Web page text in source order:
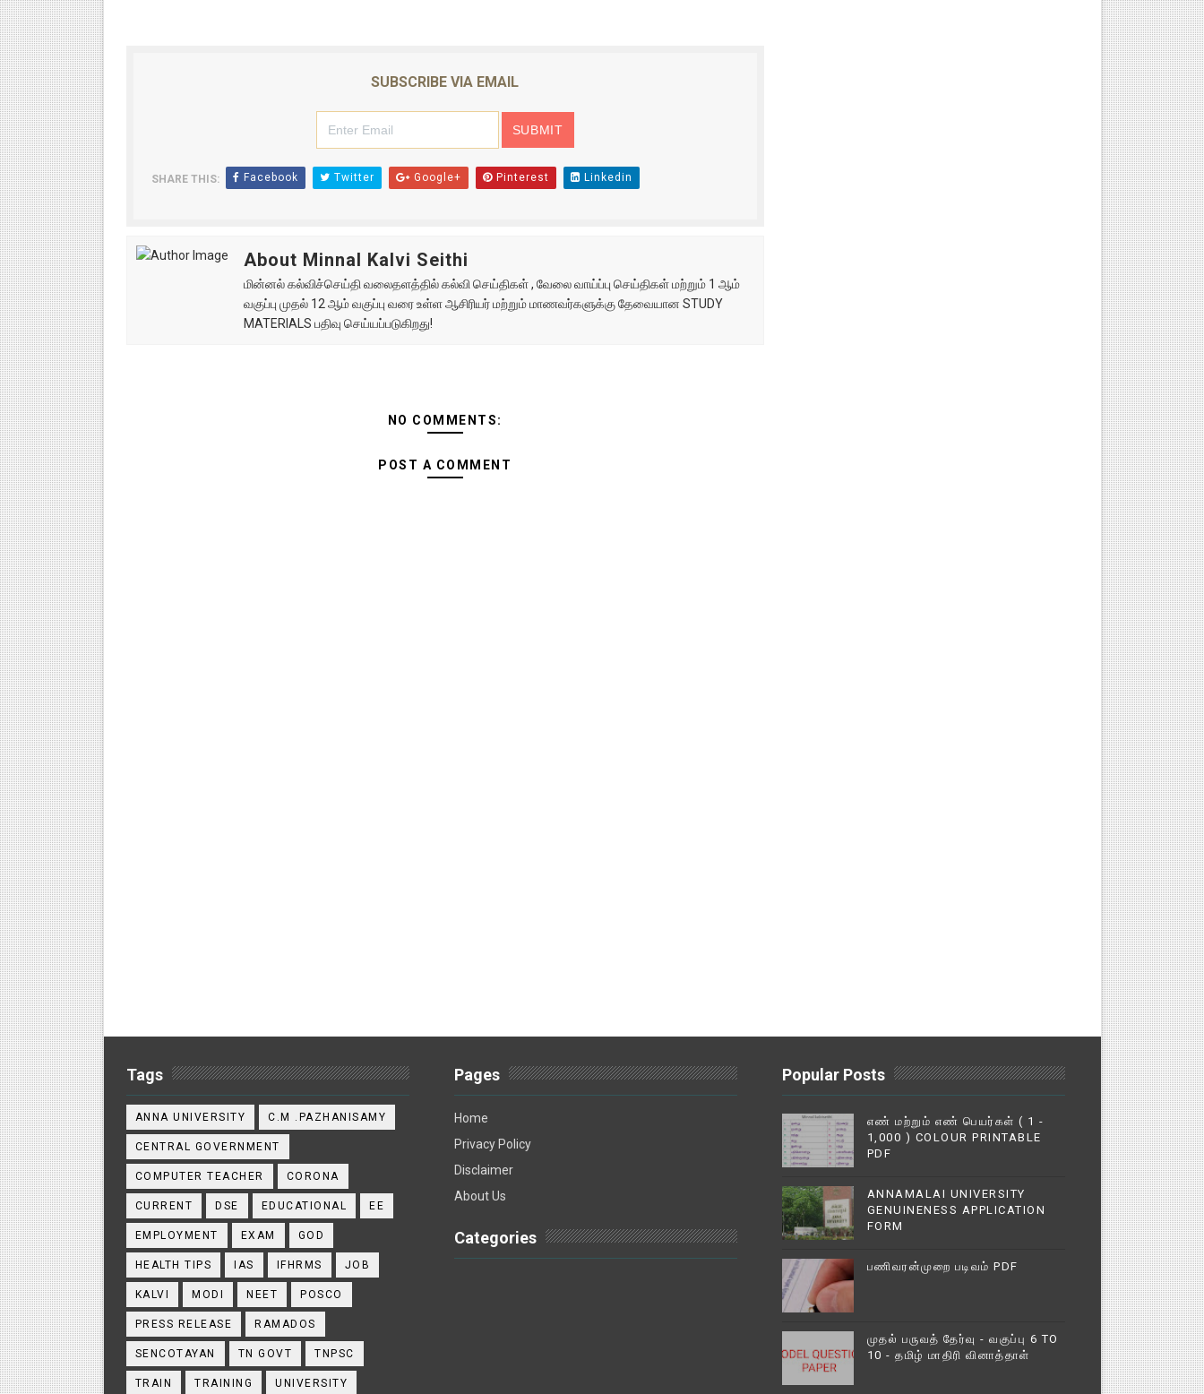
SUBSCRIBE VIA EMAIL
SHARE THIS: Facebook Twitter Google+ Pinterest Linkedin
About Minnal Kalvi Seithi
மின்னல் கல்விச்செய்தி வலைதளத்தில் கல்வி செய்திகள் , வேலை வாய்ப்பு செய்திகள் மற்றும் 1 ஆம்
வகுப்பு முதல் 12 ஆம் வகுப்பு வரை உள்ள ஆசிரியர் மற்றும் மாணவர்களுக்கு தேவையான STUDY
MATERIALS பதிவு செய்யப்படுகிறது!
NO COMMENTS:
POST A COMMENT
Tags
ANNA UNIVERSITY C.M .PAZHANISAMY
CENTRAL GOVERNMENT
COMPUTER TEACHER CORONA
CURRENT DSE EDUCATIONAL EE
EMPLOYMENT EXAM GOD
HEALTH TIPS IAS IFHRMS JOB
KALVI MODI NEET POSCO
PRESS RELEASE RAMADOS
SENCOTAYAN TN GOVT TNPSC
TRAIN TRAINING UNIVERSITY
Pages
Home
Privacy Policy
Disclaimer
About Us
Categories
Popular Posts
எண் மற்றும் எண் பெயர்கள் ( 1 -
1,000 ) COLOUR PRINTABLE
PDF
ANNAMALAI UNIVERSITY
GENUINENESS APPLICATION
FORM
பணிவரன்முறை படிவம் PDF
முதல் பருவத் தேர்வு - வகுப்பு 6 TO
10 - தமிழ் மாதிரி வினாத்தாள்